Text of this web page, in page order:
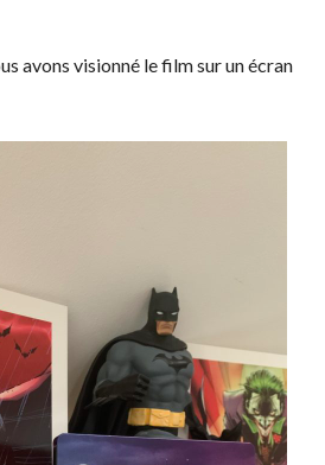
avons visionné le film sur un écran